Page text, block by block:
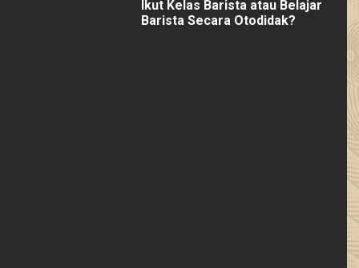
Ikut Kelas Barista atau Belajar
Barista Secara Otodidak?